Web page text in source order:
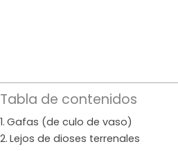
Tabla de contenidos
Gafas (de culo de vaso)
Lejos de dioses terrenales